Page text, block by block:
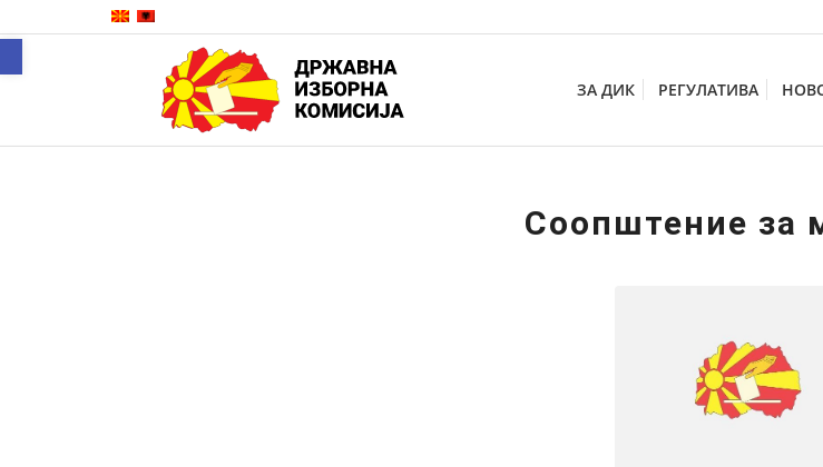
ЗА ДИК РЕГУЛАТИВА
Соопштение за
Open toolbar